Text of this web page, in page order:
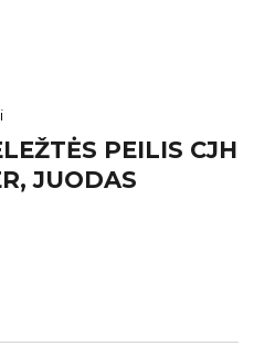
PEILIS CJH
JUODAS